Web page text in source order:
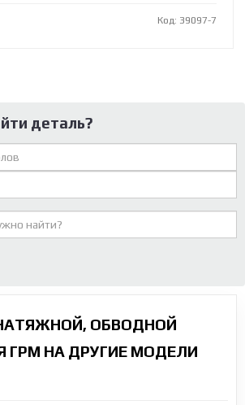
Код: 39097-7
деталь?
ОБВОДНОЙ
ГРМ НА ДРУГИЕ МОДЕЛИ